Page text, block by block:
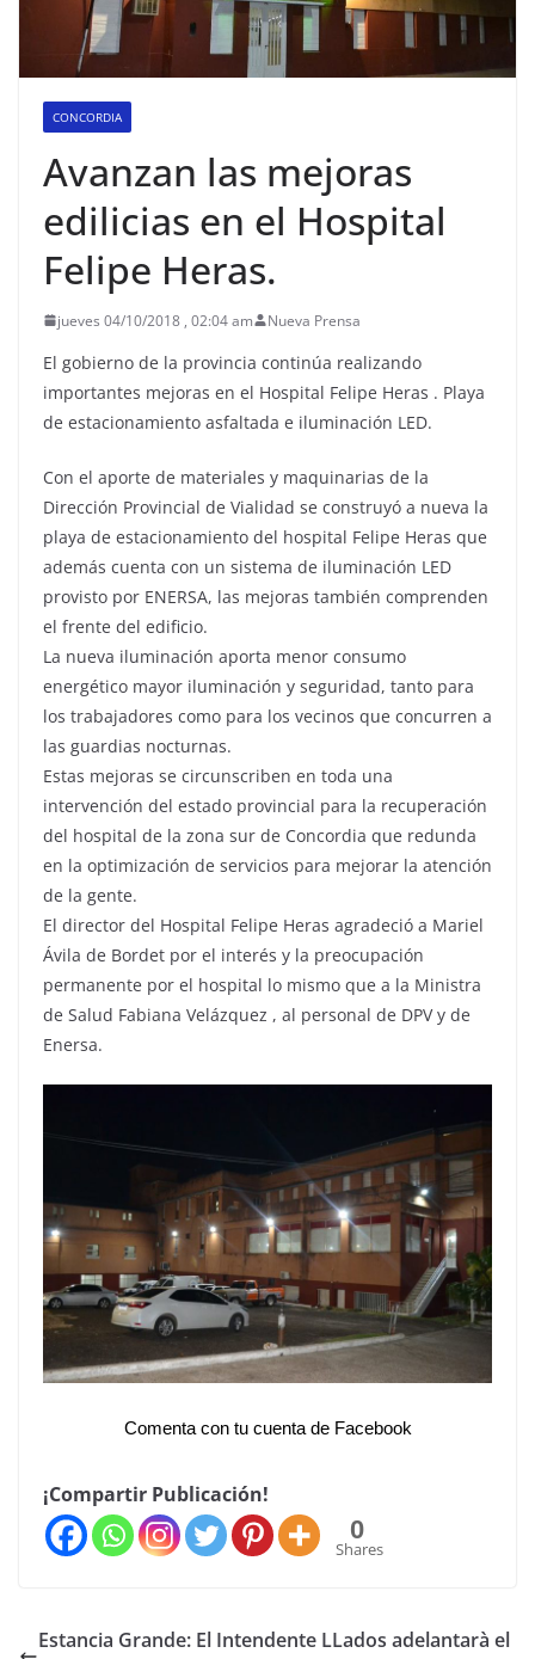
CONCORDIA
Avanzan las mejoras
edilicias en el Hospital
Felipe Heras.
jueves 04/10/2018 , 02:04 am Nueva Prensa
El gobierno de la provincia continúa realizando
importantes mejoras en el Hospital Felipe Heras . Playa
de estacionamiento asfaltada e iluminación LED.
Con el aporte de materiales y maquinarias de la
Dirección Provincial de Vialidad se construyó a nueva la
playa de estacionamiento del hospital Felipe Heras que
además cuenta con un sistema de iluminación LED
provisto por ENERSA, las mejoras también comprenden
el frente del edificio.
La nueva iluminación aporta menor consumo
energético mayor iluminación y seguridad, tanto para
los trabajadores como para los vecinos que concurren a
las guardias nocturnas.
Estas mejoras se circunscriben en toda una
intervención del estado provincial para la recuperación
del hospital de la zona sur de Concordia que redunda
en la optimización de servicios para mejorar la atención
de la gente.
El director del Hospital Felipe Heras agradeció a Mariel
Ávila de Bordet por el interés y la preocupación
permanente por el hospital lo mismo que a la Ministra
de Salud Fabiana Velázquez , al personal de DPV y de
Enersa.
Comenta con tu cuenta de Facebook
¡Compartir Publicación!
0
Shares
Estancia Grande: El Intendente LLados adelantarà el